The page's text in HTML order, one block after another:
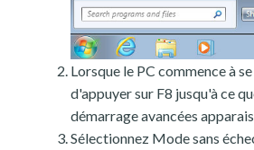
Lorsque le PC commence à
d'appuyer sur F8 jusqu'à ce
démarrage avancées
Sélectionnez Mode sans